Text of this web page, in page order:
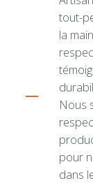
tout-
la
Nous
pour
dans